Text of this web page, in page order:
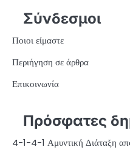
Σύνδεσμοι
Ποιοι είμαστε
Περιήγηση σε άρθρα
Επικοινωνία
Πρόσφατες
4-1-4-1 Αμυντική Διάταξη